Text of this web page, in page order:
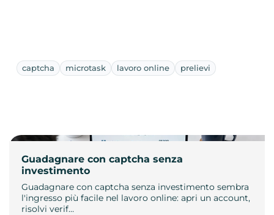
captcha microtask lavoro online prelievi
Guadagnare con captcha senza
investimento
Guadagnare con captcha senza investimento sembra
l'ingresso più facile nel lavoro online: apri un account,
risolvi verif…